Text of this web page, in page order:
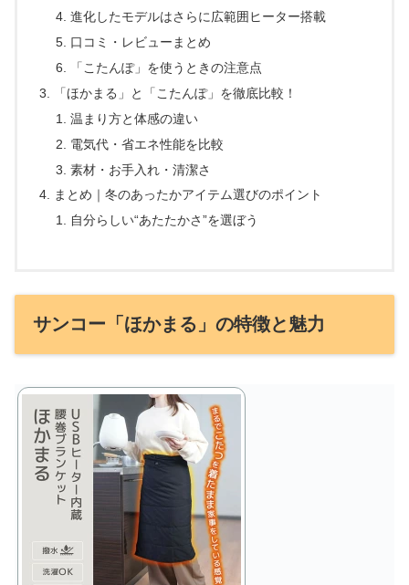
進化したモデルはさらに広範囲ヒーター搭載
口コミ・レビューまとめ
「こたんぽ」を使うときの注意点
「ほかまる」と「こたんぽ」を徹底比較！
温まり方と体感の違い
電気代・省エネ性能を比較
素材・お手入れ・清潔さ
まとめ｜冬のあったかアイテム選びのポイント
自分らしい“あたたかさ”を選ぼう
サンコー「ほかまる」の特徴と魅力